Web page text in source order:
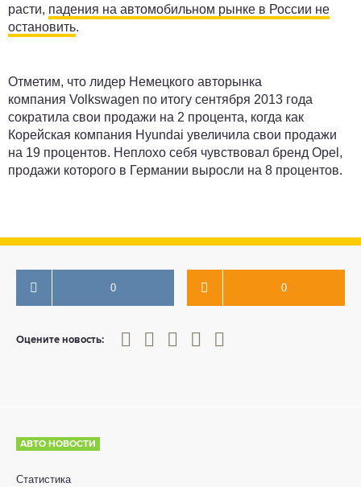
расти, падения на автомобильном рынке в России не
остановить.
Отметим, что лидер Немецкого авторынка
компания Volkswagen по итогу сентября 2013 года
сократила свои продажи на 2 процента, когда как
Корейская компания Hyundai увеличила свои продажи
на 19 процентов. Неплохо себя чувствовал бренд Opel,
продажи которого в Германии выросли на 8 процентов.
0 0
Оцените новость:
0
1 2 3 4 5
АВТО НОВОСТИ
Статистика